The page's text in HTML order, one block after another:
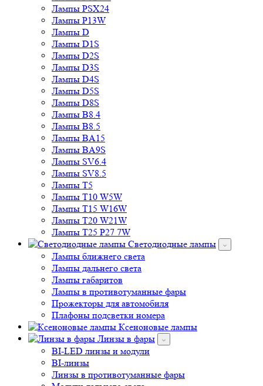
Лампы PSX24
Лампы P13W
Лампы D
Лампы D1S
Лампы D2S
Лампы D3S
Лампы D4S
Лампы D5S
Лампы D8S
Лампы B8.4
Лампы B8.5
Лампы BA15
Лампы BA9S
Лампы SV6.4
Лампы SV8.5
Лампы T5
Лампы T10 W5W
Лампы T15 W16W
Лампы T20 W21W
Лампы T25 P27 7W
Светодиодные лампы
Лампы ближнего света
Лампы дальнего света
Лампы габаритов
Лампы в противотуманные фары
Прожекторы для автомобиля
Плафоны подсветки номера
Ксеноновые лампы
Линзы в фары
BI-LED линзы и модули
BI-линзы
Линзы в противотуманные фары